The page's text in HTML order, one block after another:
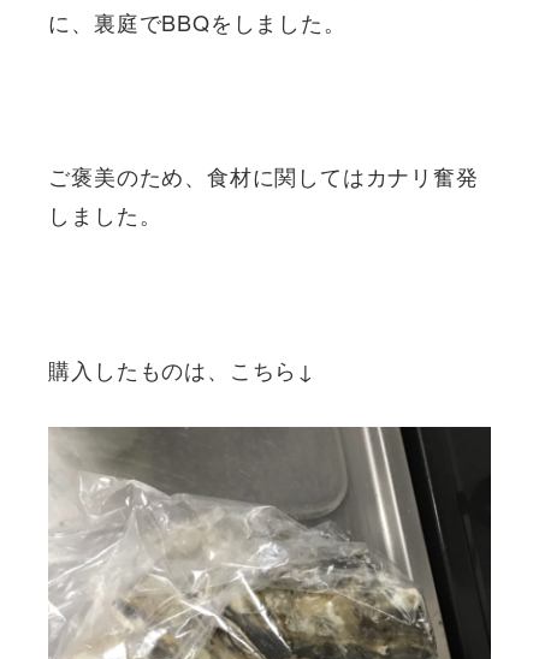
に、裏庭でBBQをしました。
ご褒美のため、食材に関してはカナリ奮発
しました。
購入したものは、こちら↓